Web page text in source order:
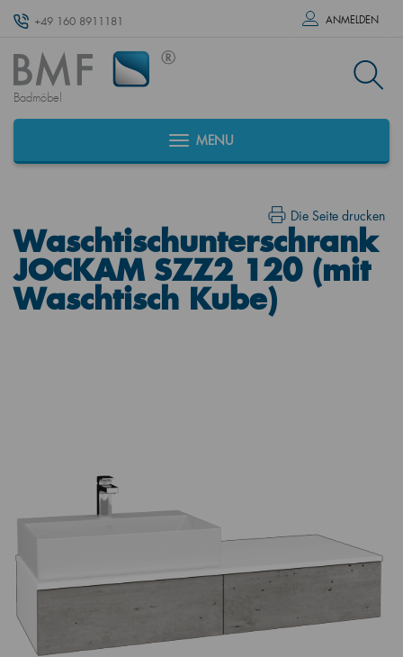
+49 160 8911181 ANMELDEN
Badmöbel
MENU
Die Seite drucken
Waschtischunterschrank
JOCKAM SZZ2 120 (mit
Waschtisch Kube)